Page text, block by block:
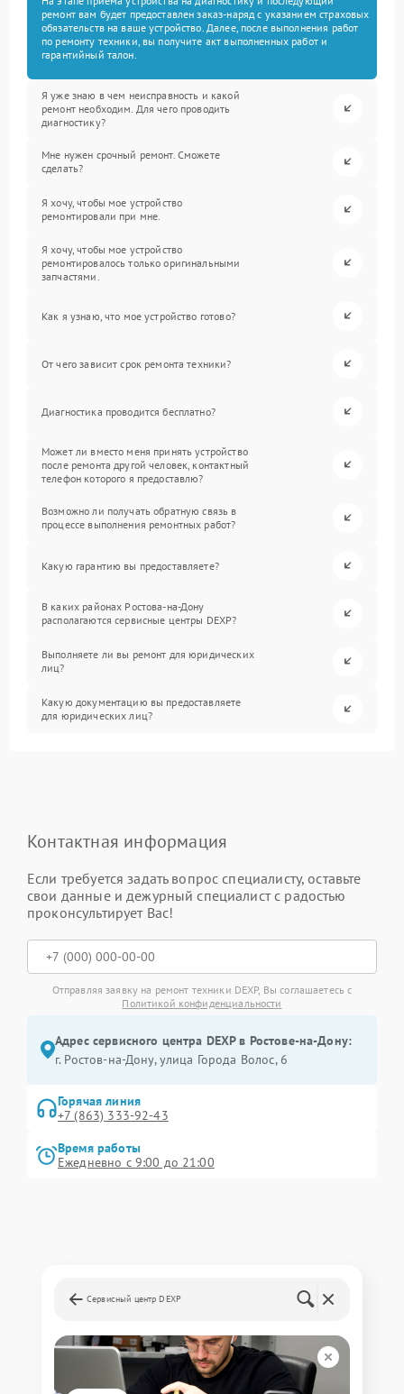
ремонт вам будет предоставлен заказ-наряд с указанием страховых
обязательств на ваше устройство. Далее, после выполнения работ
по ремонту техники, вы получите акт выполненных работ и
гарантийный талон.
Я уже знаю в чем неисправность и какой
ремонт необходим. Для чего проводить
диагностику?
Мне нужен срочный ремонт. Сможете
сделать?
Я хочу, чтобы мое устройство
ремонтировали при мне.
Я хочу, чтобы мое устройство
ремонтировалось только оригинальными
запчастями.
Как я узнаю, что мое устройство готово?
От чего зависит срок ремонта техники?
Диагностика проводится бесплатно?
Может ли вместо меня принять устройство
после ремонта другой человек, контактный
телефон которого я предоставлю?
Возможно ли получать обратную связь в
процессе выполнения ремонтных работ?
Какую гарантию вы предоставляете?
В каких районах Ростова-на-Дону
располагаются сервисные центры DEXP?
Выполняете ли вы ремонт для юридических
лиц?
Какую документацию вы предоставляете
для юридических лиц?
Контактная информация
Если требуется задать вопрос специалисту, оставьте
свои данные и дежурный специалист с радостью
проконсультирует Вас!
Отправляя заявку на ремонт техники DEXP, Вы соглашаетесь с
Политикой конфиденциальности
Адрес сервисного центра DEXP в Ростове-на-Дону:
г. Ростов-на-Дону, улица Города Волос, 6
Горячая линия
+7 (863) 333-92-43
Время работы
Ежедневно с 9:00 до 21:00
Сервисный центр DEXP